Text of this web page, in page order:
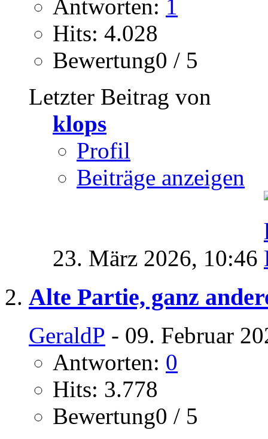
Antworten: 1
Hits: 4.028
Bewertung0 / 5
Letzter Beitrag von
klops
Profil
Beiträge anzeigen
23. März 2026, 10:46
Alte Partie, ganz
GeraldP - 09. Februar
Antworten: 0
Hits: 3.778
Bewertung0 / 5